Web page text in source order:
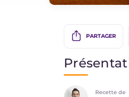
PARTAGER
Recette de